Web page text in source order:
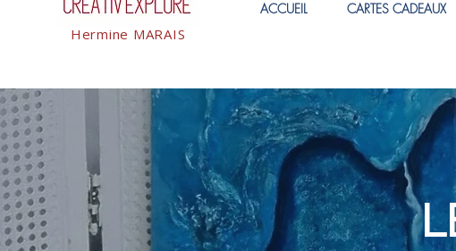
Hermine MARAIS
ACCUEIL CARTES CADEAUX